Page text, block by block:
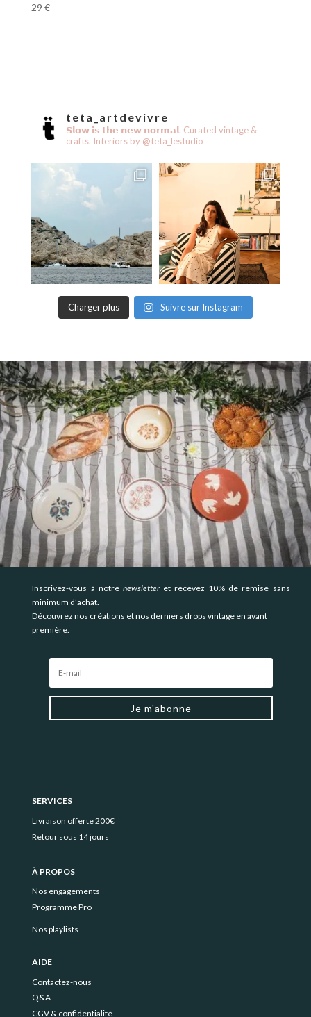
29 €
teta_artdevivre
𝗦𝗹𝗼𝘄 𝗶𝘀 𝘁𝗵𝗲 𝗻𝗲𝘄 𝗻𝗼𝗿𝗺𝗮𝗹. Curated vintage &
crafts. Interiors by @teta_lestudio
Charger plus Suivre sur Instagram
Inscrivez-vous à notre newsletteret recevez 10% de remise sans
minimum d’achat.
Découvrez nos créations et nos derniers drops vintage en avant
première.
Je m'abonne
SERVICES
Livraison offerte 200€
Retour sous 14 jours
À PROPOS
Nos engagements
Programme Pro
Nos playlists
AIDE
Contactez-nous
Q&A
CGV & confidentialité